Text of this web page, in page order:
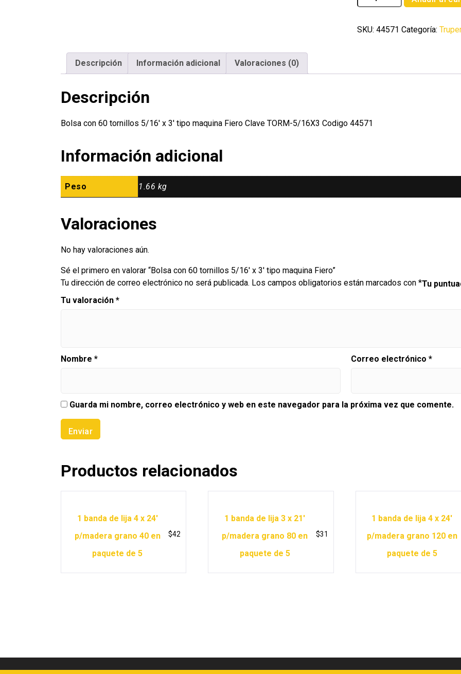
con
tornillos
SKU:44571 Categoría:
Descripción Información adicional Valoraciones (0)
Descripción
Bolsa con 60 tornillos 5/16′ x 3′ tipo maquina Fiero Clave TORM-5/16X3 Codigo 44571
Información adicional
Peso 1.66 kg
Valoraciones
No hay valoraciones aún.
Sé el primero en valorar “Bolsa con 60 tornillos 5/16′ x 3′ tipo maquina Fiero”
Tu dirección de correo electrónico no será publicada. Los campos obligatorios están marcados con *Tu
Tu valoración *
Nombre * Correo electrónico *
Guarda mi nombre, correo electrónico y web en este navegador para la próxima vez que comente.
Productos relacionados
1 banda de lija 4 x 24′
p/madera grano 40 en
paquete de 5
$42
1 banda de lija 3 x 21′
p/madera grano 80 en
paquete de 5
$31
1 banda de lija 4 x 24′
p/madera grano 120 en
paquete de 5